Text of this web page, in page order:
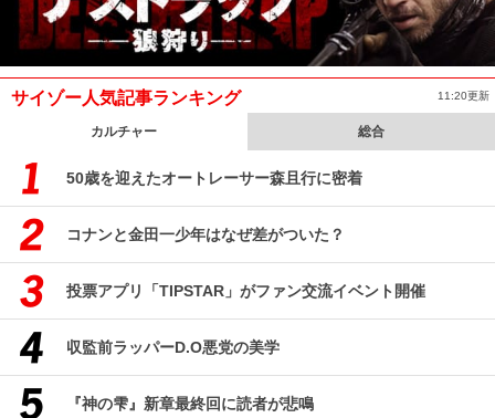
サイゾー人気記事ランキング 11:20更新
カルチャー 総合
50歳を迎えたオートレーサー森且行に密着
コナンと金田一少年はなぜ差がついた？
投票アプリ「TIPSTAR」がファン交流イベント開催
収監前ラッパーD.O悪党の美学
『神の雫』新章最終回に読者が悲鳴